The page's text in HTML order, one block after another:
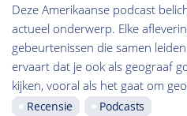
Deze Amerikaanse podcast
actueel onderwerp. Elke
gebeurtenissen die samen
ervaart dat je ook als geograaf
kijken, vooral als het gaat om
Recensie Podcasts